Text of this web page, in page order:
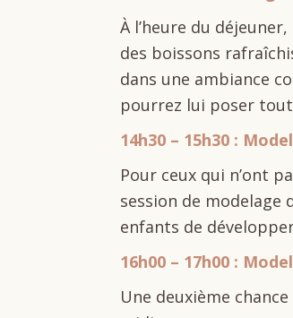
À l’heure du
des boissons
dans une ambiance
pourrez lui poser
14h30 – 15h30 :
Pour ceux qui n’ont
session de modelage
enfants de
16h00 – 17h00 :
Une deuxième